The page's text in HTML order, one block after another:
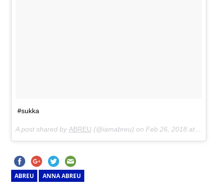
#sukka
A post shared by ABREU (@iamabreu) on Feb 26, 2018 at 8:25am PST
ABREU ANNA ABREU